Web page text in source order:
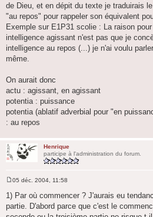
de Dieu, et en dépit du texte je traduirais
"au repos" pour rappeler son équivalent
Exemple sur E1P31 scolie : La raison
intelligence agissant n'est pas que je
intelligence au repos (...) je n'ai voulu
même.
On aurait donc
actu : agissant, en agissant
potentia : puissance
potentia (ablatif adverbial pour "en
: au repos
Henrique
participe à l'administration du forum.
e
s
a
05 déc. 2004, 11:58
1) Par où commencer ? J'aurais eu
partie. D'abord parce que c'est le